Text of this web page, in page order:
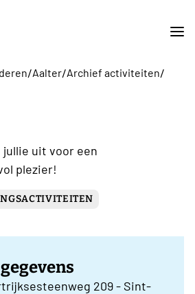
/Aalter/Archief activiteiten/
uit voor een
plezier!
209 - Sint-